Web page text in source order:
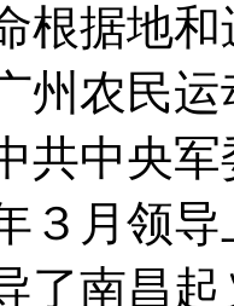
根据地
州农民
共中央
３月领
了南昌